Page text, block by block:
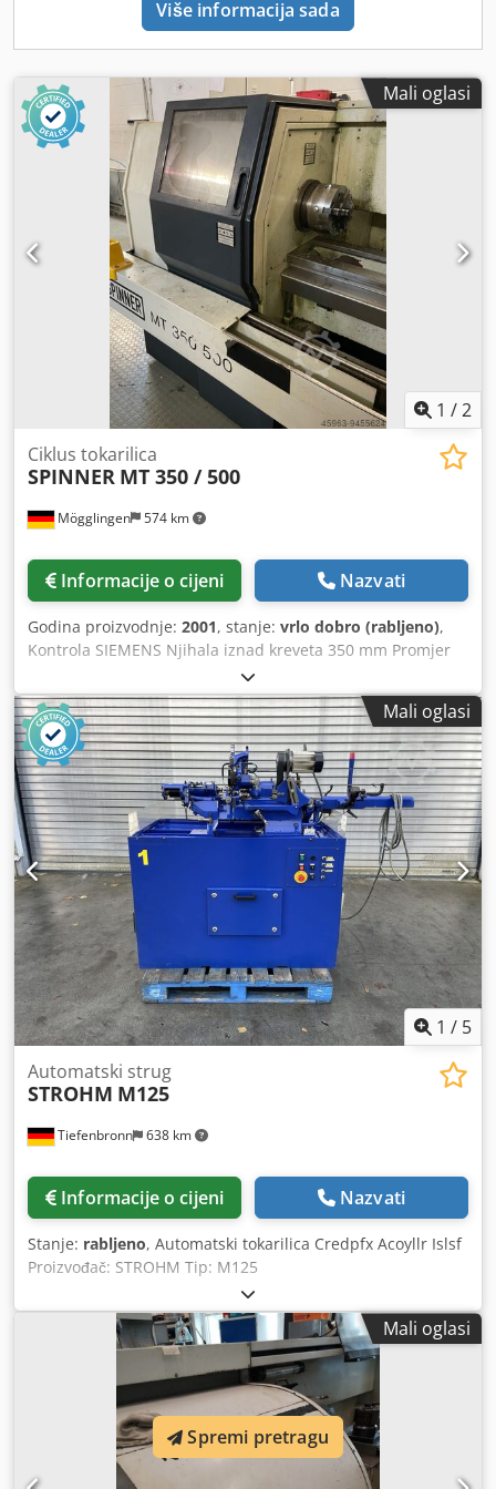
4,5 mm Inčni navoji: Broj: 21 Korak: 76-8 navojnih koraka
Modulni navoji: Broj: 28 Korak: 0,2-4,5 mm Diametral-Pitch
mm Presjek držača alata: 20x20 mm Maks. zakretni
moment na vretenu: 200 Nm Glavna pogonska snaga: 4 kW
(5,5 KS) Snaga električne pumpe: 0,12 kW (0,16 KS)
Sinkrona brzina glavnog pogona pri 50 Hz / 1500 o/min pri
60 Hz / 1800 o/min Csdpsyvy Rnofx Acljrf Sinkrona brzina
motora pumpe rashladnog sredstva pri 50 Hz / 3000 o/min
pri 60 Hz / 3600 o/min Dimenzije stroja Duljina x širina x
visina: 2300 x 940 x 1400 mm Težina: 1500 kg
Više informacija sada
Mali oglasi
1 /2
Mögglingen 574 km
Ciklus tokarilica
SPINNER MT 350 / 500
Informacije o cijeni Nazvati
Godina proizvodnje: 2001, stanje: vrlo dobro (rabljeno),
Kontrola SIEMENS Njihala iznad kreveta 350 mm Promjer
tokarenja 180 mm Razmak između centara 500 mm Brzina
vretena 4000 o/min konjica multifiks Pribor Crsdpslawaksfx
Acljf
Mali oglasi
1 / 5
Tiefenbronn 638 km
Automatski strug
STROHM M125
Informacije o cijeni Nazvati
Stanje: rabljeno, Automatski tokarilica Credpfx Acoyllr Islsf
Proizvođač: STROHM Tip: M125
Mali oglasi
Spremi pretragu